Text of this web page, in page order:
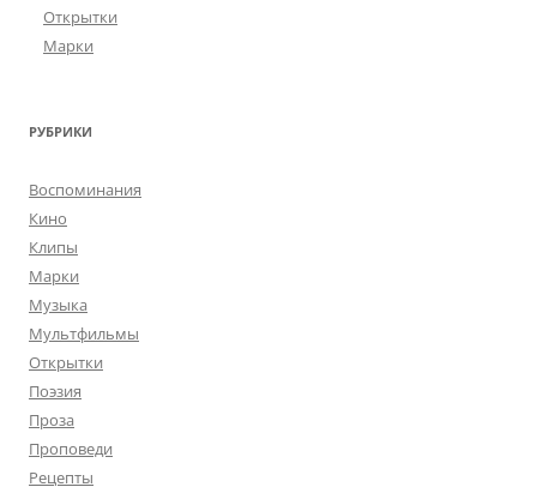
Открытки
Марки
РУБРИКИ
Воспоминания
Кино
Клипы
Марки
Музыка
Мультфильмы
Открытки
Поэзия
Проза
Проповеди
Рецепты